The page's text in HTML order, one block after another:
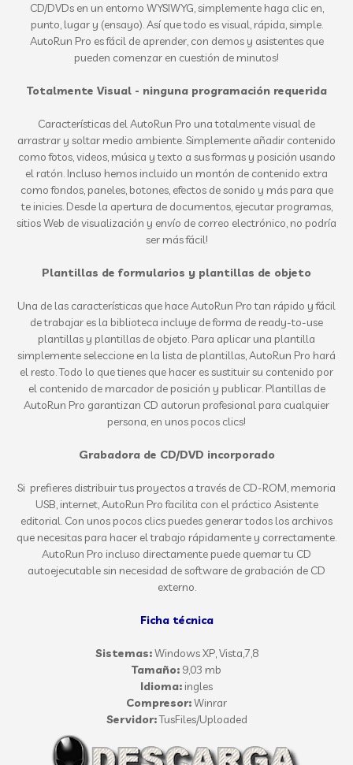
CD/DVDs en un entorno WYSIWYG, simplemente haga clic en,
punto, lugar y (ensayo). Así que todo es visual, rápida, simple.
AutoRun Pro es fácil de aprender, con demos y asistentes que
pueden comenzar en cuestión de minutos!
Totalmente Visual - ninguna programación requerida
Características del AutoRun Pro una totalmente visual de
arrastrar y soltar medio ambiente. Simplemente añadir contenido
como fotos, videos, música y texto a sus formas y posición usando
el ratón. Incluso hemos incluido un montón de contenido extra
como fondos, paneles, botones, efectos de sonido y más para que
te inicies. Desde la apertura de documentos, ejecutar programas,
sitios Web de visualización y envío de correo electrónico, no podría
ser más fácil!
Plantillas de formularios y plantillas de objeto
Una de las características que hace AutoRun Pro tan rápido y fácil
de trabajar es la biblioteca incluye de forma de ready-to-use
plantillas y plantillas de objeto. Para aplicar una plantilla
simplemente seleccione en la lista de plantillas, AutoRun Pro hará
el resto. Todo lo que tienes que hacer es sustituir su contenido por
el contenido de marcador de posición y publicar. Plantillas de
AutoRun Pro garantizan CD autorun profesional para cualquier
persona, en unos pocos clics!
Grabadora de CD/DVD incorporado
Si prefieres distribuir tus proyectos a través de CD-ROM, memoria
USB, internet, AutoRun Pro facilita con el práctico Asistente
editorial. Con unos pocos clics puedes generar todos los archivos
que necesitas para hacer el trabajo rápidamente y correctamente.
AutoRun Pro incluso directamente puede quemar tu CD
autoejecutable sin necesidad de software de grabación de CD
externo.
Ficha técnica
Sistemas:Windows XP, Vista,7,8
Tamaño: 9,03 mb
Idioma: ingles
Compresor:Winrar
Servidor:TusFiles/Uploaded